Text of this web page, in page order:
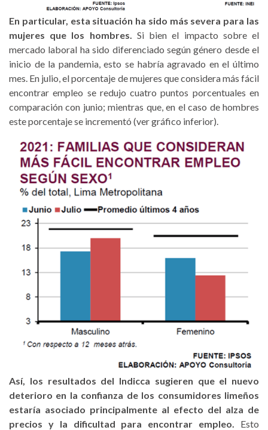
En particular, esta situación ha sido más severa para las
mujeres que los hombres. Si bien el impacto sobre el
mercado laboral ha sido diferenciado según género desde el
inicio de la pandemia, esto se habría agravado en el último
mes. En julio, el porcentaje de mujeres que considera más fácil
encontrar empleo se redujo cuatro puntos porcentuales en
comparación con junio; mientras que, en el caso de hombres
este porcentaje se incrementó (ver gráfico inferior).
Así, los resultados del Indicca sugieren que el nuevo
deterioro en la confianza de los consumidores limeños
estaría asociado principalmente al efecto del alza de
precios y la dificultad para encontrar empleo. Esto